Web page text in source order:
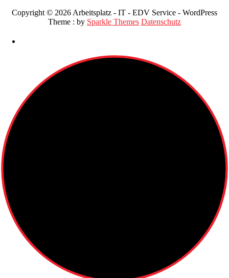
Copyright © 2026 Arbeitsplatz - IT - EDV Service - WordPress
Theme : by Sparkle Themes Datenschutz